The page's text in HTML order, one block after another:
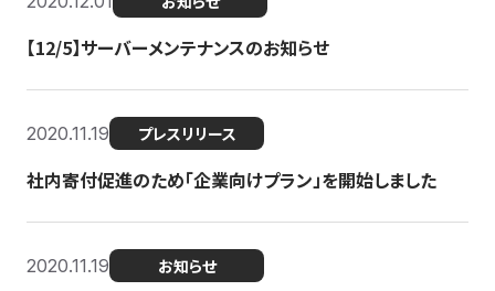
【12/5】サーバーメンテナンスのお知らせ
2020.11.19 プレスリリース
社内寄付促進のため「企業向けプラン」を開始しました
2020.11.19 お知らせ